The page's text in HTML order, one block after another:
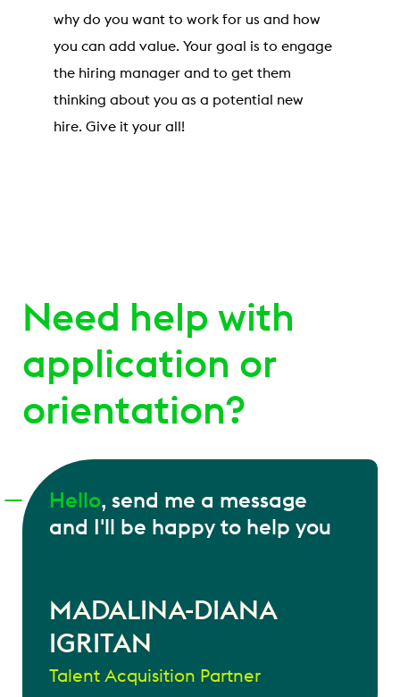
why do you want to work for us and how
you can add value. Your goal is to engage
the hiring manager and to get them
thinking about you as a potential new
hire. Give it your all!
Need help with
application or
orientation?
Hello, send me a message
and I'll be happy to help you
MADALINA-DIANA
IGRITAN
Talent Acquisition Partner